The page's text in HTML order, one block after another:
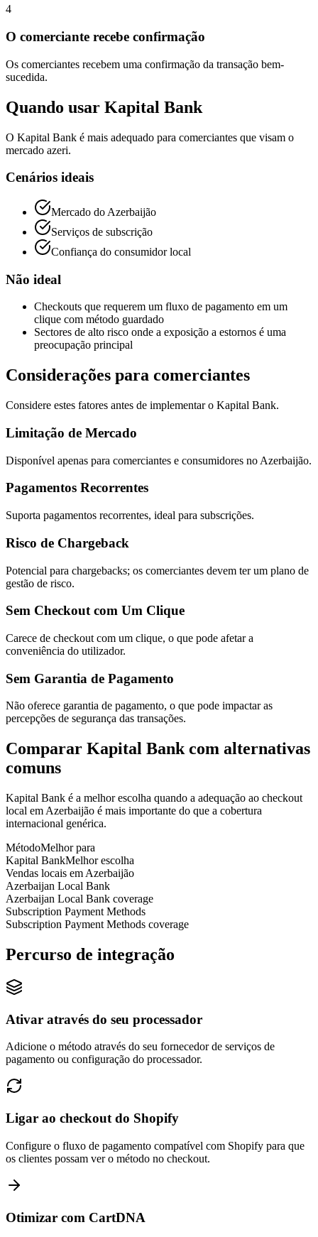
4
O comerciante recebe confirmação
Os comerciantes recebem uma confirmação da transação bem-
sucedida.
Quando usar Kapital Bank
O Kapital Bank é mais adequado para comerciantes que visam o
mercado azeri.
Cenários ideais
Mercado do Azerbaijão
Serviços de subscrição
Confiança do consumidor local
Não ideal
Checkouts que requerem um fluxo de pagamento em um
clique com método guardado
Sectores de alto risco onde a exposição a estornos é uma
preocupação principal
Considerações para comerciantes
Considere estes fatores antes de implementar o Kapital Bank.
Limitação de Mercado
Disponível apenas para comerciantes e consumidores no Azerbaijão.
Pagamentos Recorrentes
Suporta pagamentos recorrentes, ideal para subscrições.
Risco de Chargeback
Potencial para chargebacks; os comerciantes devem ter um plano de
gestão de risco.
Sem Checkout com Um Clique
Carece de checkout com um clique, o que pode afetar a
conveniência do utilizador.
Sem Garantia de Pagamento
Não oferece garantia de pagamento, o que pode impactar as
percepções de segurança das transações.
Comparar Kapital Bank com alternativas
comuns
Kapital Bank é a melhor escolha quando a adequação ao checkout
local em Azerbaijão é mais importante do que a cobertura
internacional genérica.
MétodoMelhor para
Kapital BankMelhor escolha
Vendas locais em Azerbaijão
Azerbaijan Local Bank
Azerbaijan Local Bank coverage
Subscription Payment Methods
Subscription Payment Methods coverage
Percurso de integração
Ativar através do seu processador
Adicione o método através do seu fornecedor de serviços de
pagamento ou configuração do processador.
Ligar ao checkout do Shopify
Configure o fluxo de pagamento compatível com Shopify para que
os clientes possam ver o método no checkout.
Otimizar com CartDNA